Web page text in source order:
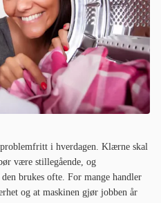
i hverdagen. Klærne skal
være stillegående, og
brukes ofte. For mange handler
og at maskinen gjør jobben år